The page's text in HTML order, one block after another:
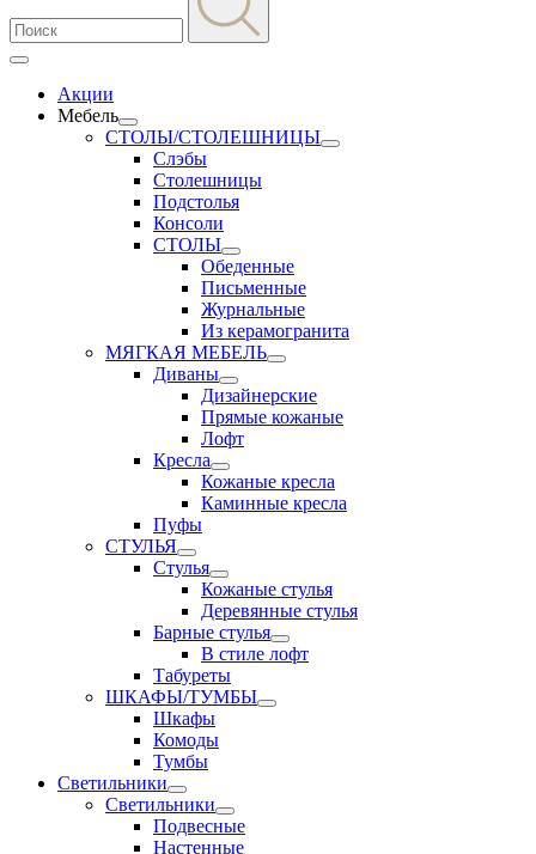
Акции
Мебель
СТОЛЫ/СТОЛЕШНИЦЫ
Слэбы
Столешницы
Подстолья
Консоли
СТОЛЫ
Обеденные
Письменные
Журнальные
Из керамогранита
МЯГКАЯ МЕБЕЛЬ
Диваны
Дизайнерские
Прямые кожаные
Лофт
Кресла
Кожаные кресла
Каминные кресла
Пуфы
СТУЛЬЯ
Стулья
Кожаные стулья
Деревянные стулья
Барные стулья
В стиле лофт
Табуреты
ШКАФЫ/ТУМБЫ
Шкафы
Комоды
Тумбы
Светильники
Светильники
Подвесные
Настенные